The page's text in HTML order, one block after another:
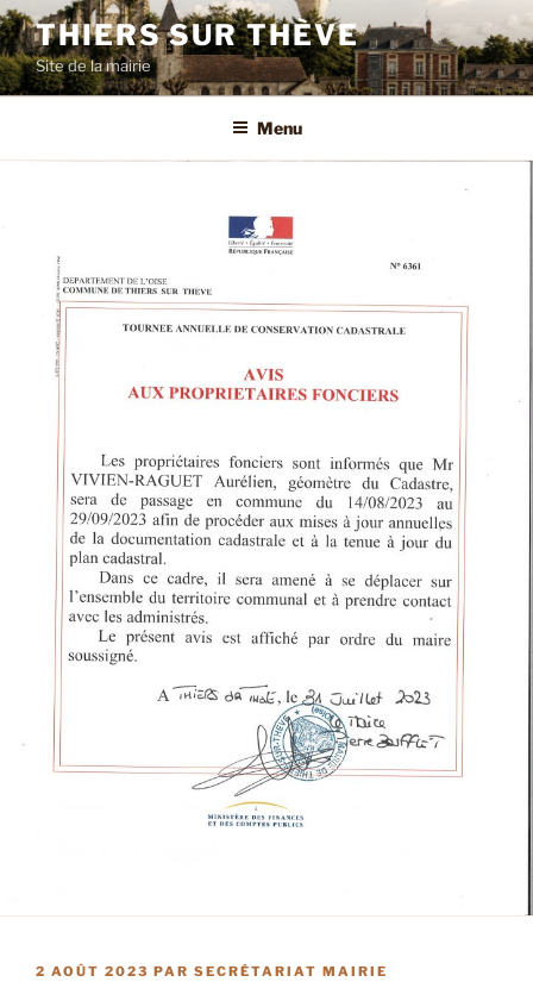
Aller
au
contenu
principal
THIERS SUR THÈVE
Site de la mairie
Menu
PUBLIÉ
2 AOÛT 2023 PAR SECRÉTARIAT MAIRIE